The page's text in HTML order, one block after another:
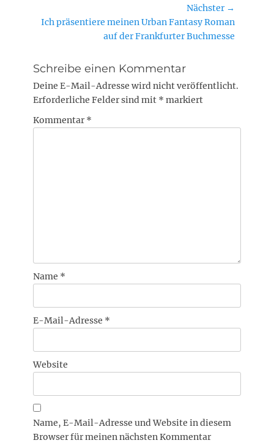
Nächster →
Nächster
Ich präsentiere meinen Urban Fantasy Roman
auf der Frankfurter Buchmesse
Schreibe einen Kommentar
Deine E-Mail-Adresse wird nicht veröffentlicht.
Erforderliche Felder sind mit * markiert
Kommentar *
Name *
E-Mail-Adresse *
Website
Name, E-Mail-Adresse und Website in diesem
Browser für meinen nächsten Kommentar